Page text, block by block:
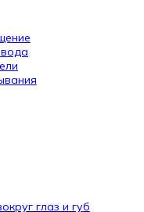
глаз и губ